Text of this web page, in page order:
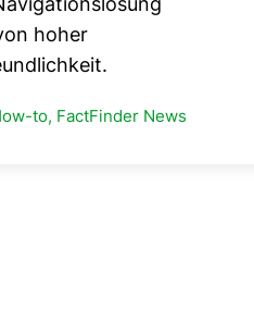
hoher
to, FactFinder News